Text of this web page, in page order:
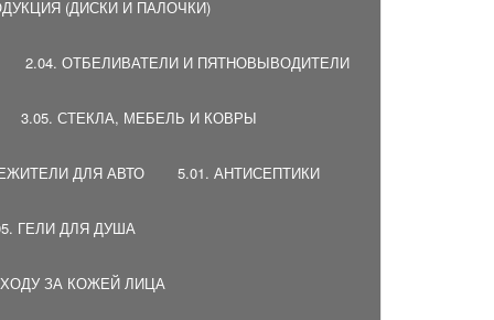
(ДИСКИ И ПАЛОЧКИ)
2.04. ОТБЕЛИВАТЕЛИ И ПЯТНОВЫВОДИТЕЛИ
3.05. СТЕКЛА, МЕБЕЛЬ И КОВРЫ
ДЛЯ АВТО 5.01. АНТИСЕПТИКИ
ГЕЛИ ДЛЯ ДУША
ЗА КОЖЕЙ ЛИЦА